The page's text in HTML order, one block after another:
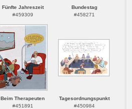
Fünfte Jahreszeit
#459309
Bundestag
#458271
Beim Therapeuten
#451891
Tagesordnungspunkt
#450984